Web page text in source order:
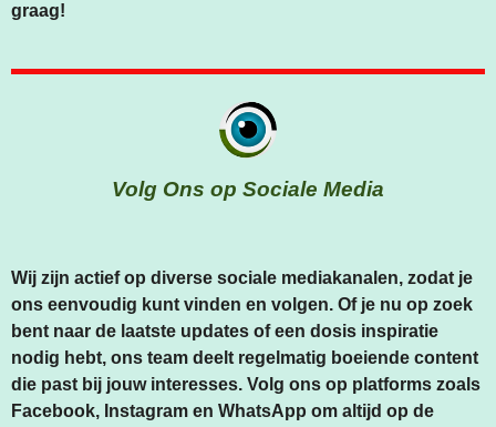
graag!
Volg Ons op Sociale Media
Wij zijn actief op diverse sociale mediakanalen, zodat je
ons eenvoudig kunt vinden en volgen. Of je nu op zoek
bent naar de laatste updates of een dosis inspiratie
nodig hebt, ons team deelt regelmatig boeiende content
die past bij jouw interesses. Volg ons op platforms zoals
Facebook, Instagram en WhatsApp om altijd op de